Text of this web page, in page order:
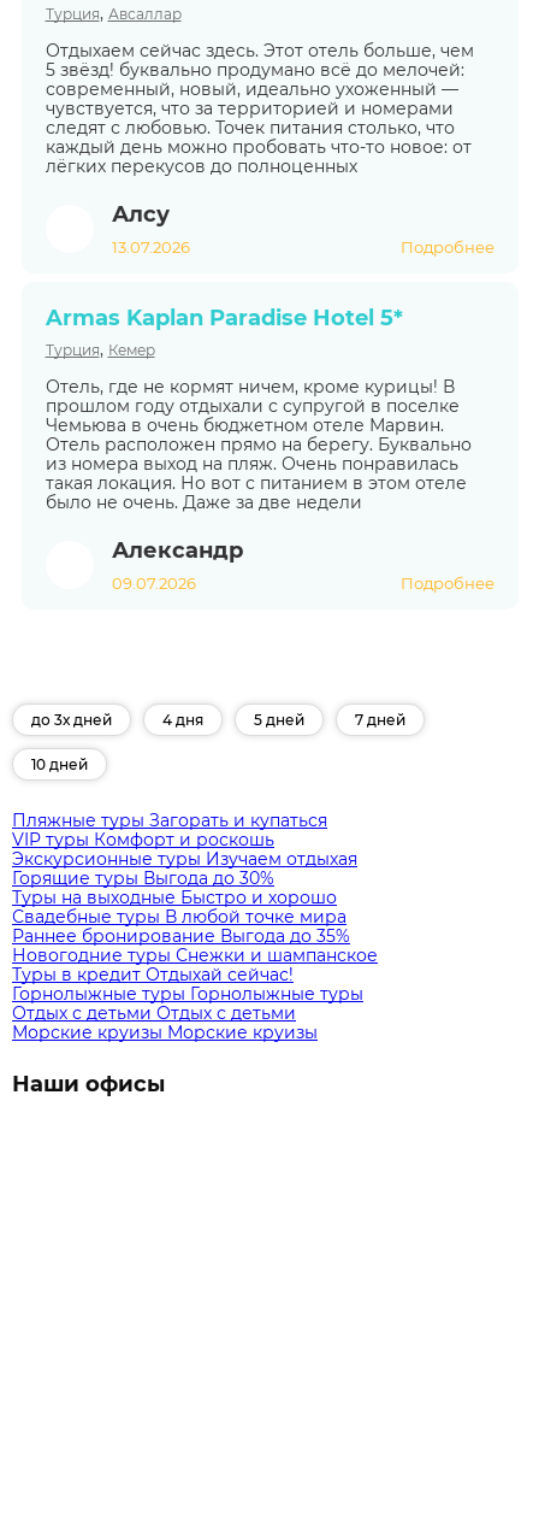
Турция, Авсаллар
Отдыхаем сейчас здесь. Этот отель больше, чем
5 звёзд! буквально продумано всё до мелочей:
современный, новый, идеально ухоженный —
чувствуется, что за территорией и номерами
следят с любовью. Точек питания столько, что
каждый день можно пробовать что-то новое: от
лёгких перекусов до полноценных
Алсу
13.07.2026 Подробнее
Armas Kaplan Paradise Hotel 5*
Турция, Кемер
Отель, где не кормят ничем, кроме курицы! В
прошлом году отдыхали с супругой в поселке
Чемьюва в очень бюджетном отеле Марвин.
Отель расположен прямо на берегу. Буквально
из номера выход на пляж. Очень понравилась
такая локация. Но вот с питанием в этом отеле
было не очень. Даже за две недели
Александр
09.07.2026 Подробнее
до 3х дней 4 дня 5 дней 7 дней
10 дней
Пляжные туры Загорать и купаться
VIP туры Комфорт и роскошь
Экскурсионные туры Изучаем отдыхая
Горящие туры Выгода до 30%
Туры на выходные Быстро и хорошо
Свадебные туры В любой точке мира
Раннее бронирование Выгода до 35%
Новогодние туры Снежки и шампанское
Туры в кредит Отдыхай сейчас!
Горнолыжные туры Горнолыжные туры
Отдых с детьми Отдых с детьми
Морские круизы Морские круизы
Наши офисы